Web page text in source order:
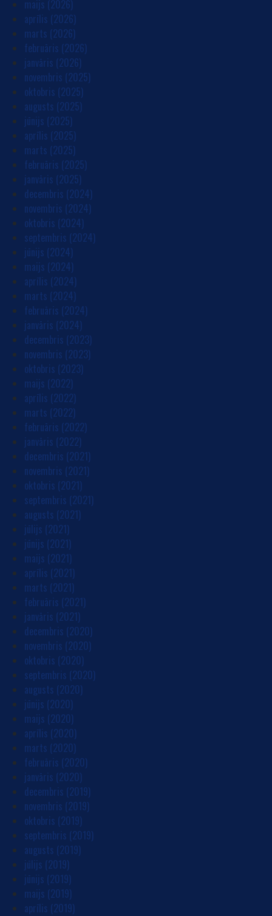
maijs (2026)
aprīlis (2026)
marts (2026)
februāris (2026)
janvāris (2026)
novembris (2025)
oktobris (2025)
augusts (2025)
jūnijs (2025)
aprīlis (2025)
marts (2025)
februāris (2025)
janvāris (2025)
decembris (2024)
novembris (2024)
oktobris (2024)
septembris (2024)
jūnijs (2024)
maijs (2024)
aprīlis (2024)
marts (2024)
februāris (2024)
janvāris (2024)
decembris (2023)
novembris (2023)
oktobris (2023)
maijs (2022)
aprīlis (2022)
marts (2022)
februāris (2022)
janvāris (2022)
decembris (2021)
novembris (2021)
oktobris (2021)
septembris (2021)
augusts (2021)
jūlijs (2021)
jūnijs (2021)
maijs (2021)
aprīlis (2021)
marts (2021)
februāris (2021)
janvāris (2021)
decembris (2020)
novembris (2020)
oktobris (2020)
septembris (2020)
augusts (2020)
jūnijs (2020)
maijs (2020)
aprīlis (2020)
marts (2020)
februāris (2020)
janvāris (2020)
decembris (2019)
novembris (2019)
oktobris (2019)
septembris (2019)
augusts (2019)
jūlijs (2019)
jūnijs (2019)
maijs (2019)
aprīlis (2019)